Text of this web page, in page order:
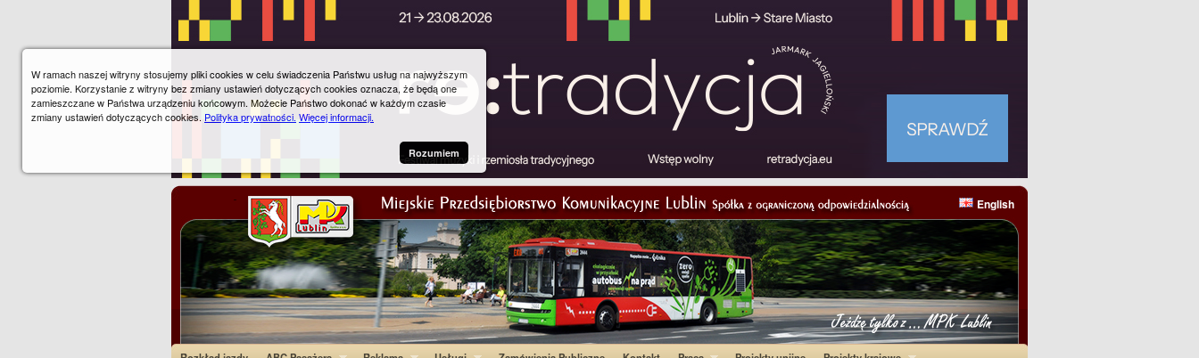
English
W ramach naszej witryny stosujemy pliki cookies w celu świadczenia Państwu usług na najwyższym
poziomie. Korzystanie z witryny bez zmiany ustawień dotyczących cookies oznacza, że będą one
zamieszczane w Państwa urządzeniu końcowym. Możecie Państwo dokonać w każdym czasie
zmiany ustawień dotyczących cookies. Polityka prywatności. Więcej informacji.
Rozumiem